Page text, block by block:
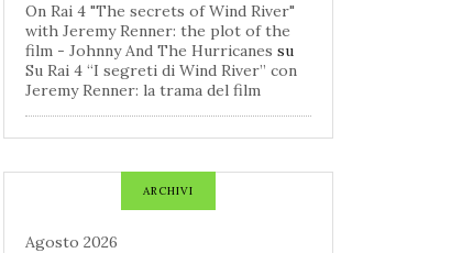
On Rai 4 "The secrets of Wind River"
with Jeremy Renner: the plot of the
film - Johnny And The Hurricanes su
Su Rai 4 “I segreti di Wind River” con
Jeremy Renner: la trama del film
ARCHIVI
Agosto 2026